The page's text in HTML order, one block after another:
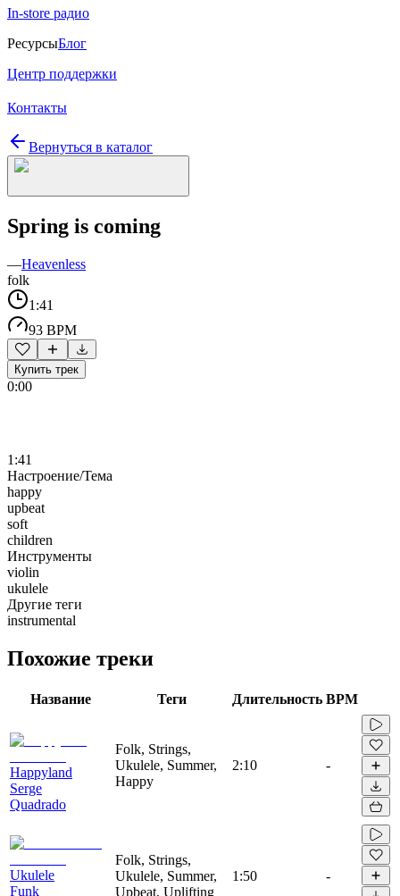
In-store радио
РесурсыБлог
Центр поддержки
Контакты
Вернуться в каталог
Spring is coming
—Heavenless
folk
1:41
93 BPM
Купить трек
0:00
1:41
Настроение/Тема
happy
upbeat
soft
children
Инструменты
violin
ukulele
Другие теги
instrumental
Похожие треки
Название Теги Длительность BPM
Happyland
Serge
Quadrado
Folk, Strings,
Ukulele, Summer,
Happy
2:10 -
Ukulele
Funk
Folk, Strings,
Ukulele, Summer,
Upbeat, Uplifting
1:50 -